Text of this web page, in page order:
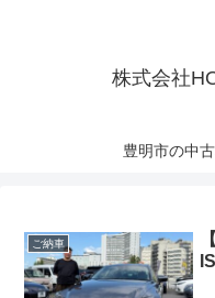
株式会社
豊明市の中
ご納車